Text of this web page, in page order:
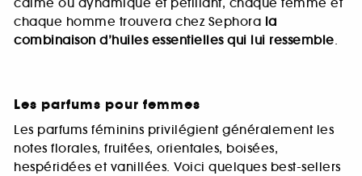
calme ou dynamique et pétillant, chaque femme et
chaque homme trouvera chez Sephora la
combinaison d’huiles essentielles qui lui ressemble.
Les parfums pour femmes
Les parfums féminins privilégient généralement les
notes florales, fruitées, orientales, boisées,
hespéridées et vanillées. Voici quelques best-sellers